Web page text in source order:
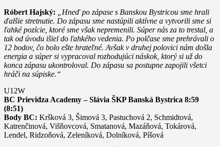
Róbert Hajský:
„Hneď po zápase s Banskou Bystricou sme hrali
ďalšie stretnutie. Do zápasu sme nastúpili aktívne a vytvorili sme si
ľahké pozície, ktoré sme však nepremenili. Súper nás za to trestal, a
tak od úvodu išiel do ľahkého vedenia. Po polčase sme prehrávali o
12 bodov, čo bolo ešte hrateľné. Avšak v druhej polovici nám došla
energia a súper si vypracoval rozhodujúci náskok, ktorý si už do
konca zápasu ukontroloval. Do zápasu sa postupne zapojili všetci
hráči na súpiske.“
U12W
BC Prievidza Academy – Slávia ŠKP Banská Bystrica 8:59
(8:51)
Body BC: Kršková 3, Šimová 3, Pastuchová 2, Schmidtová,
Katrenčinová, Višňovcová, Smatanová, Mazáňová, Tokárová,
Lendel, Ridzoňová, Zeleníková, Dolníková, Píšová